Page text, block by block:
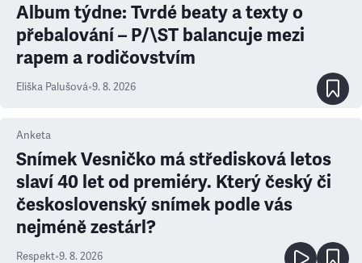
Album týdne: Tvrdé beaty a texty o
přebalování – P/\ST balancuje mezi
rapem a rodičovstvím
Eliška Palušová•9. 8. 2026
Anketa
Snímek Vesničko má středisková letos
slaví 40 let od premiéry. Který český či
československý snímek podle vás
nejméně zestárl?
Respekt•9. 8. 2026